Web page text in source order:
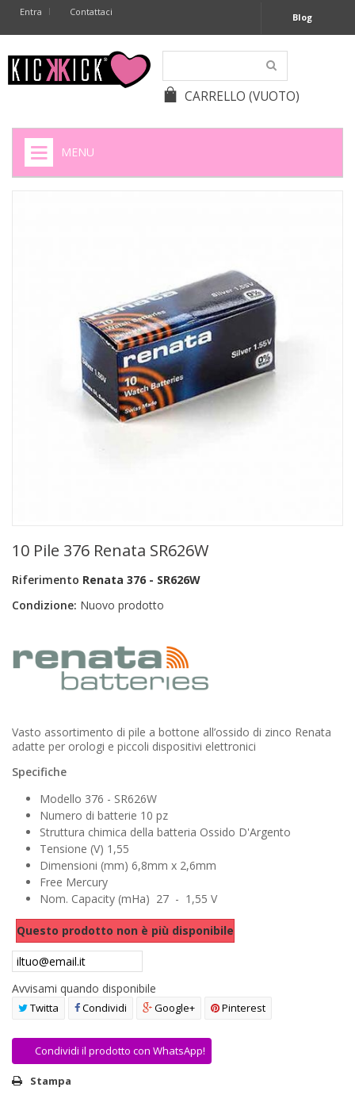
Entra Contattaci Blog
CARRELLO (VUOTO)
MENU
BATTERIE APPARECCHI ACUSTICI
PRODOTTI MONOUSO E TNT
FORNITURE ESTETICA
FAI DA TE
PROMOZIONI E COUPON
ARTICOLI IN OFFERTA
AREA RIVENDITORI
10 Pile 376 Renata SR626W
Riferimento Renata 376 - SR626W
Condizione: Nuovo prodotto
Vasto assortimento di pile a bottone all’ossido di zinco Renata
adatte per orologi e piccoli dispositivi elettronici
Specifiche
Modello 376 - SR626W
Numero di batterie 10 pz
Struttura chimica della batteria Ossido D'Argento
Tensione (V) 1,55
Dimensioni (mm) 6,8mm x 2,6mm
Free Mercury
Nom. Capacity (mHa) 27 - 1,55 V
Questo prodotto non è più disponibile
Avvisami quando disponibile
Twitta Condividi Google+ Pinterest
Condividi il prodotto con WhatsApp!
Stampa